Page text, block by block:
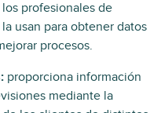
los profesionales de
usan para obtener datos
procesos.
proporciona información
mediante la